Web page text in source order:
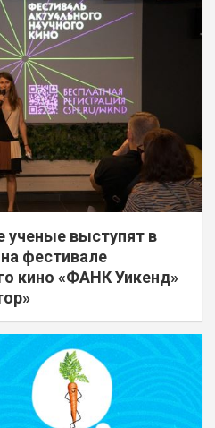
ученые выступят в
фестивале
кино «ФАНК Уикенд»